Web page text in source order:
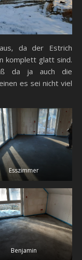
da der Estrich
komplett glatt sind.
da ja auch die
es sei nicht viel
Esszimmer
Benjamin